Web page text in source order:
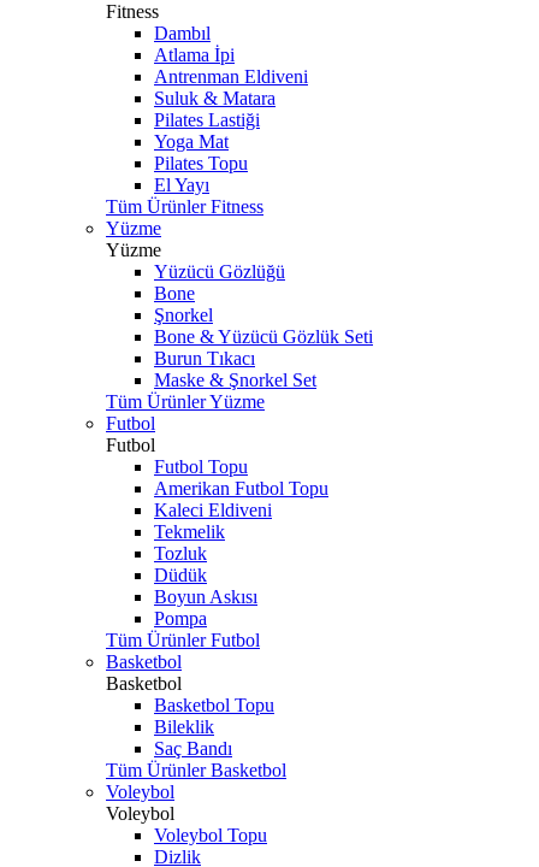
Fitness
Dambıl
Atlama İpi
Antrenman Eldiveni
Suluk & Matara
Pilates Lastiği
Yoga Mat
Pilates Topu
El Yayı
Tüm Ürünler Fitness
Yüzme
Yüzme
Yüzücü Gözlüğü
Bone
Şnorkel
Bone & Yüzücü Gözlük Seti
Burun Tıkacı
Maske & Şnorkel Set
Tüm Ürünler Yüzme
Futbol
Futbol
Futbol Topu
Amerikan Futbol Topu
Kaleci Eldiveni
Tekmelik
Tozluk
Düdük
Boyun Askısı
Pompa
Tüm Ürünler Futbol
Basketbol
Basketbol
Basketbol Topu
Bileklik
Saç Bandı
Tüm Ürünler Basketbol
Voleybol
Voleybol
Voleybol Topu
Dizlik